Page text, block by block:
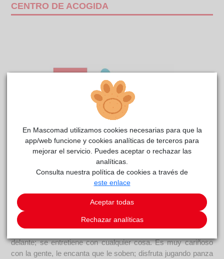
CENTRO DE ACOGIDA
Cafecitoreside actualmente en el centro de acogida
CIAAM.
Carácter
¡Cafecito es una pasada de gato! Es activo, curioso y muy
juguetón. Le encantan todos los juguetes que le pongas
delante; se entretiene con cualquier cosa. Es muy cariñoso
con la gente, le encanta que le soben; disfruta jugando panza
En Mascomad utilizamos cookies necesarias para que la
app/web funcione y cookies analíticas de terceros para
mejorar el servicio. Puedes aceptar o rechazar las
analíticas.
Consulta nuestra política de cookies a través de
este enlace
Aceptar todas
Rechazar analíticas